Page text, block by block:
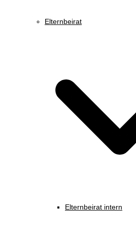
Elternbeirat
Elternbeirat intern